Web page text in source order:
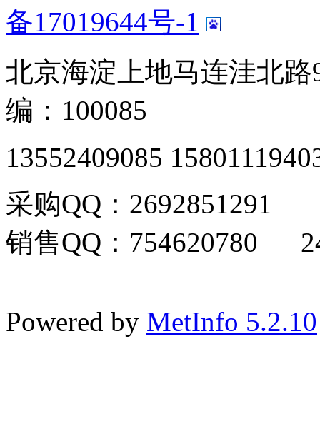
备17019644号-1
北京海淀上地马连洼北
编：100085
13552409085
采购QQ：2692851291
销售QQ：754620780
Powered by MetInfo 5.2.10